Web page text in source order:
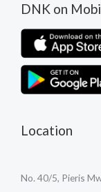
DNK on
Location
No. 40/5, Pieris